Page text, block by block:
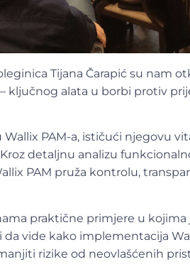
Tijana Čarapić su nam
ključnog alata u borbi protiv
PAM-a, ističući njegovu
detaljnu analizu
PAM pruža kontrolu,
praktične primjere u kojima
vide kako implementacija
rizike od neovlašćenih